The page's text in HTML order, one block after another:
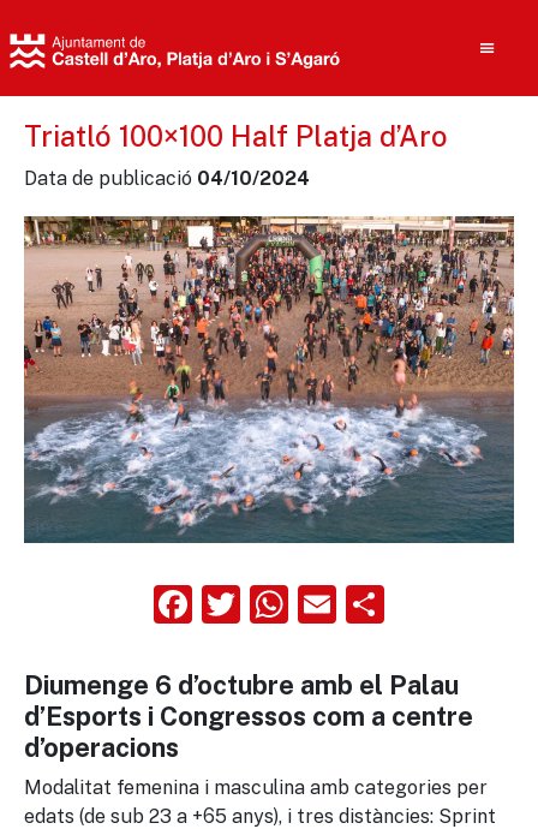
Triatló 100×100 Half Platja d’Aro
Data de publicació 04/10/2024
Facebook
Twitter
WhatsApp
Email
Diumenge 6 d’octubre amb el Palau
d’Esports i Congressos com a centre
d’operacions
Modalitat femenina i masculina amb categories per
edats (de sub 23 a +65 anys), i tres distàncies: Sprint